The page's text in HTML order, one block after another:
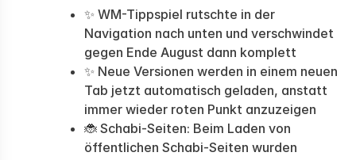
✨ WM-Tippspiel rutschte in der
Navigation nach unten und verschwindet
gegen Ende August dann komplett
✨ Neue Versionen werden in einem neuen
Tab jetzt automatisch geladen, anstatt
immer wieder roten Punkt anzuzeigen
🐞 Schabi-Seiten: Beim Laden von
öffentlichen Schabi-Seiten wurden